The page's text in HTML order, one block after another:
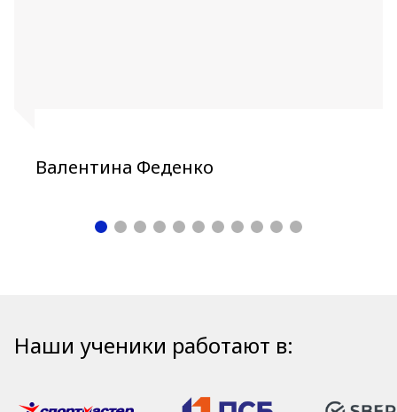
Валентина Феденко
Наши ученики работают в: